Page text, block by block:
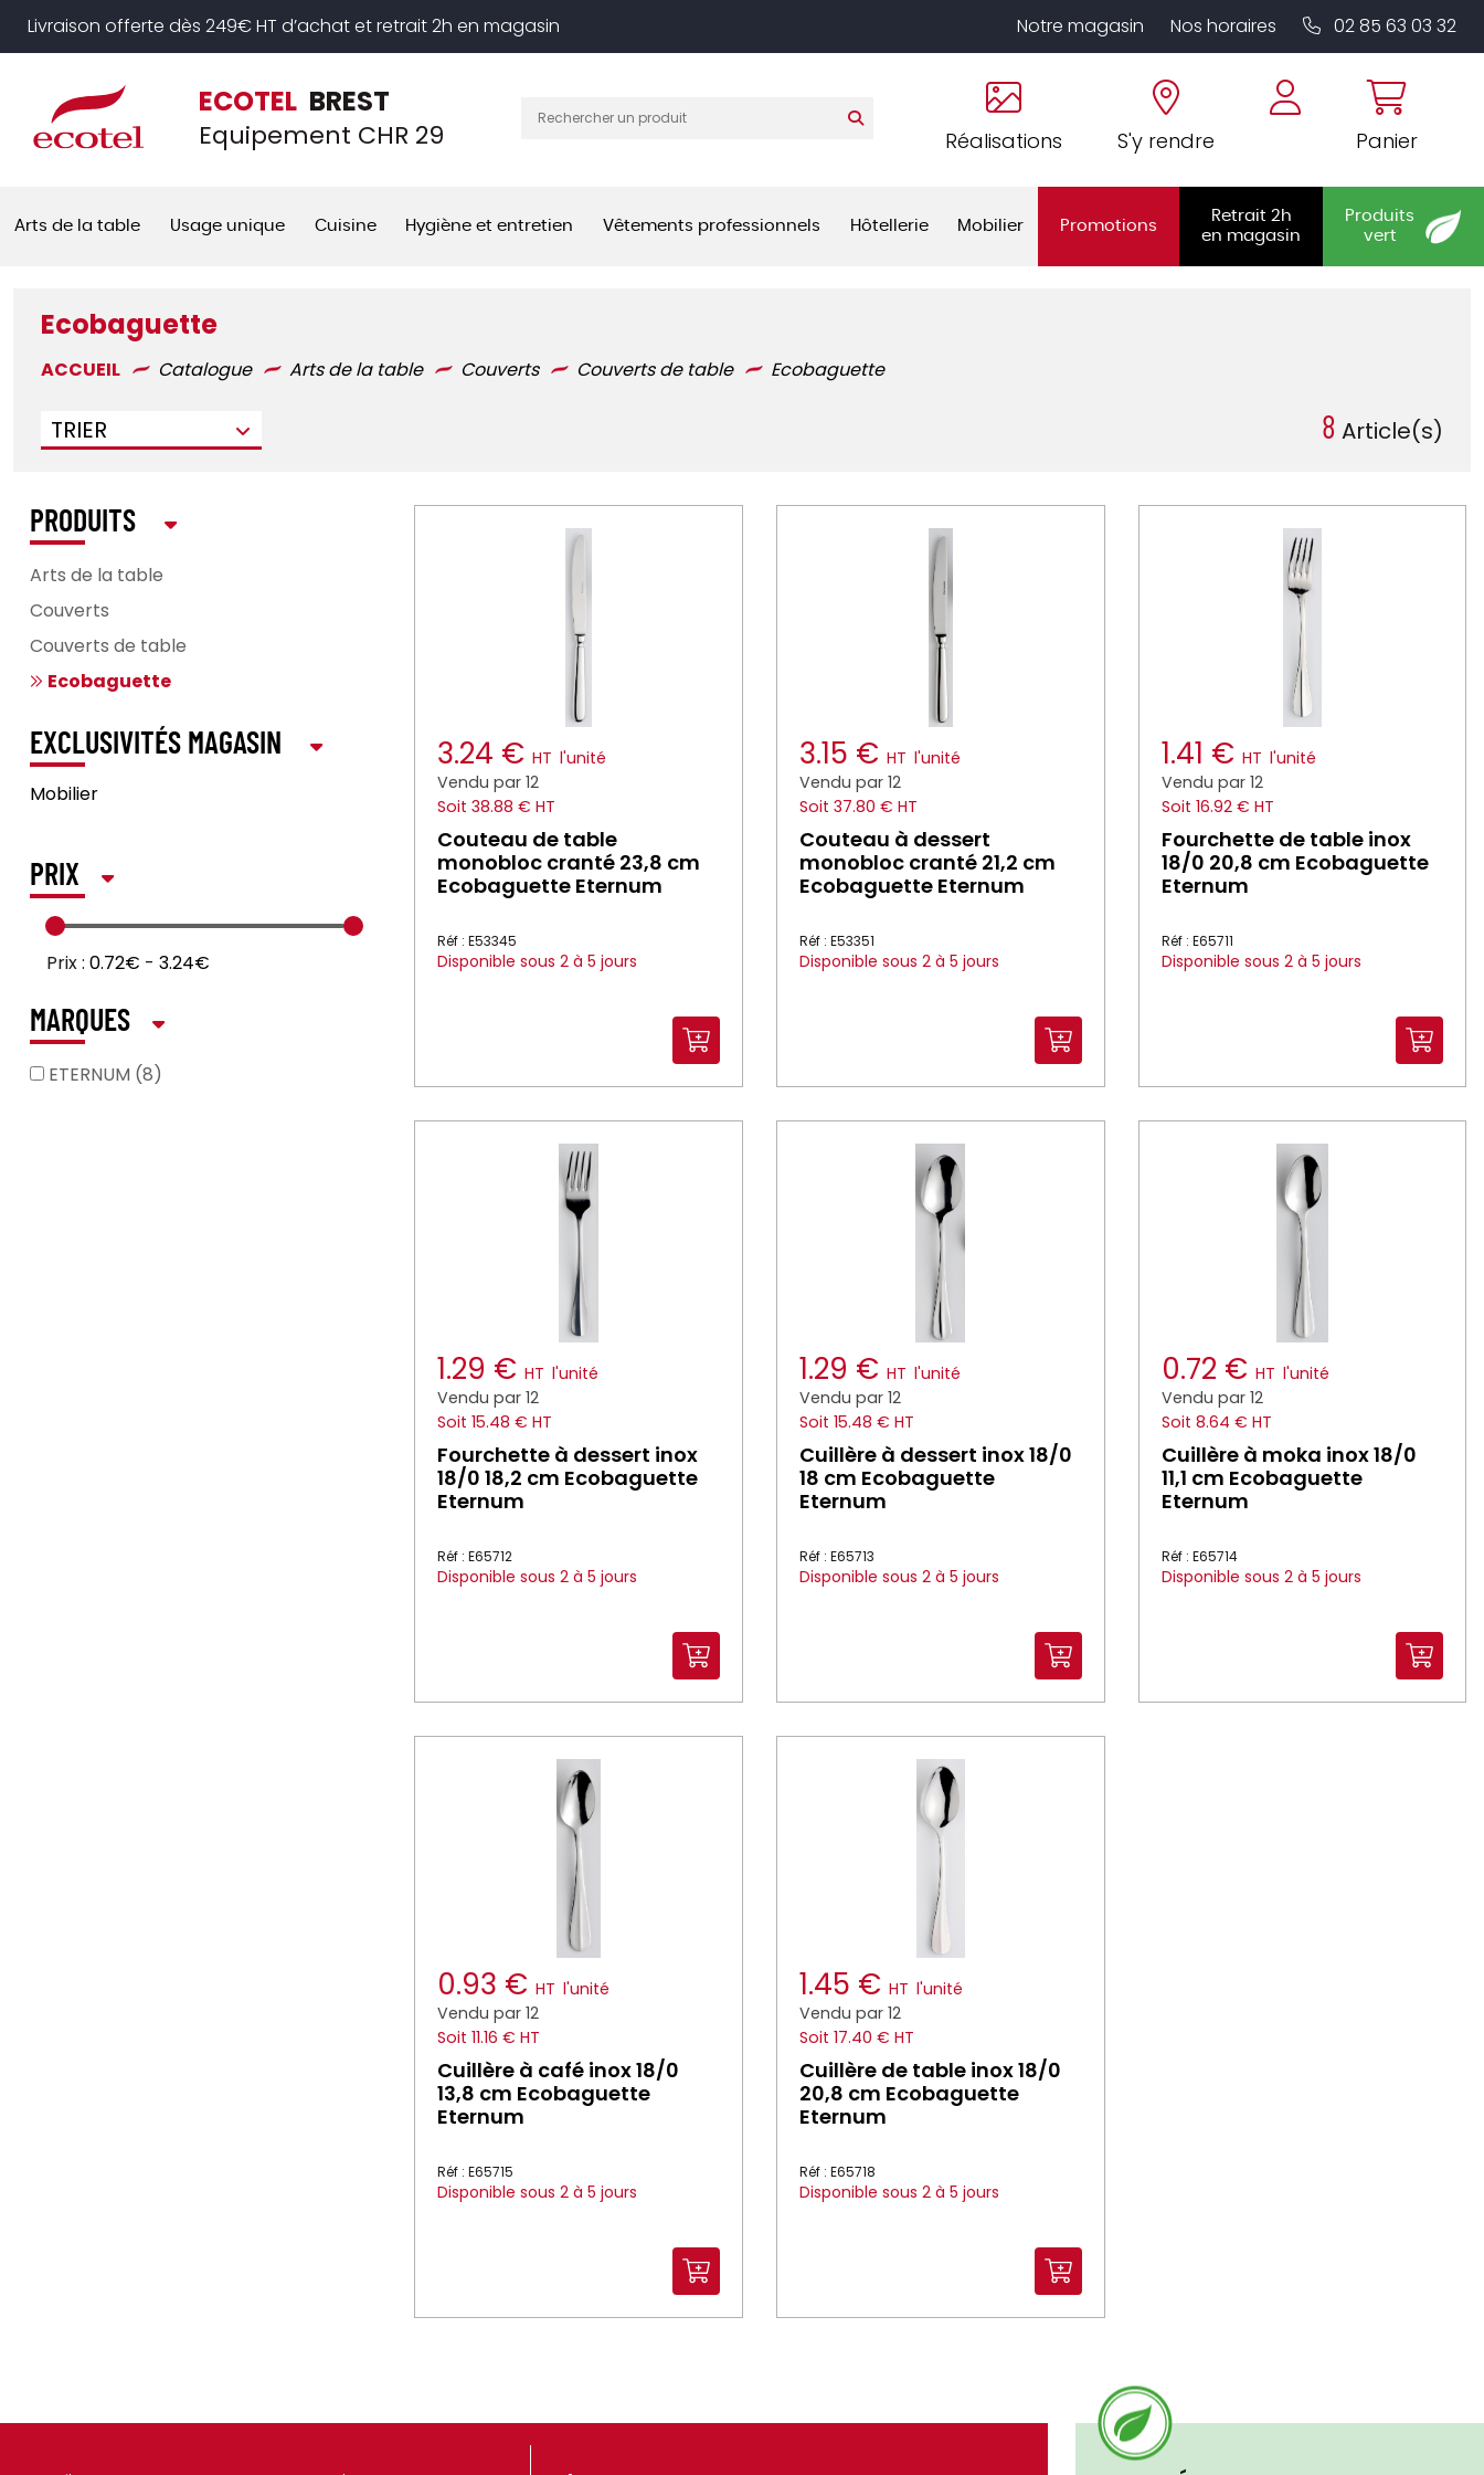
Livraison offerte dès 249€ HT d’achat et retrait 2h en magasin Notre magasin Nos horaires 02 85 63 03 32
ECOTEL BREST
Equipement CHR 29 Réalisations S'y rendre Panier
Arts de la table Usage unique Cuisine Hygiène et entretien Vêtements professionnels Hôtellerie Mobilier Promotions
Retrait 2h
en magasin
Produits
vert
Ecobaguette
ACCUEIL Catalogue Arts de la table Couverts Couverts de table Ecobaguette
TRIER 8 Article(s)
3.24 € HT l'unité
Vendu par 12
Soit 38.88 € HT
Couteau de table
monobloc cranté 23,8 cm
Ecobaguette Eternum
Réf : E53345
Disponible sous 2 à 5 jours
3.15 € HT l'unité
Vendu par 12
Soit 37.80 € HT
Couteau à dessert
monobloc cranté 21,2 cm
Ecobaguette Eternum
Réf : E53351
Disponible sous 2 à 5 jours
1.41 € HT l'unité
Vendu par 12
Soit 16.92 € HT
Fourchette de table inox
18/0 20,8 cm Ecobaguette
Eternum
Réf : E65711
Disponible sous 2 à 5 jours
1.29 € HT l'unité
Vendu par 12
Soit 15.48 € HT
Fourchette à dessert inox
18/0 18,2 cm Ecobaguette
Eternum
Réf : E65712
Disponible sous 2 à 5 jours
1.29 € HT l'unité
Vendu par 12
Soit 15.48 € HT
Cuillère à dessert inox 18/0
18 cm Ecobaguette
Eternum
Réf : E65713
Disponible sous 2 à 5 jours
0.72 € HT l'unité
Vendu par 12
Soit 8.64 € HT
Cuillère à moka inox 18/0
11,1 cm Ecobaguette
Eternum
Réf : E65714
Disponible sous 2 à 5 jours
0.93 € HT l'unité
Vendu par 12
Soit 11.16 € HT
Cuillère à café inox 18/0
13,8 cm Ecobaguette
Eternum
Réf : E65715
Disponible sous 2 à 5 jours
1.45 € HT l'unité
Vendu par 12
Soit 17.40 € HT
Cuillère de table inox 18/0
20,8 cm Ecobaguette
Eternum
Réf : E65718
Disponible sous 2 à 5 jours
PRODUITS
Arts de la table
Couverts
Couverts de table
Ecobaguette
EXCLUSIVITÉS MAGASIN
Mobilier
PRIX
Prix : 0.72€ - 3.24€
MARQUES
ETERNUM (8)
Panneau de gestion des cookies